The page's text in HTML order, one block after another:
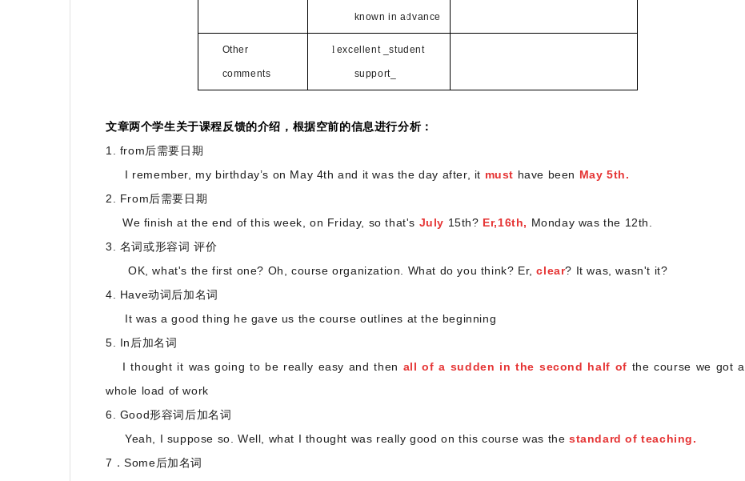
known in advance
Other
comments
l excellent _student
support_
文章两个学生关于课程反馈的介绍，根据空前的信息进行分析：
1. from后需要日期
I remember, my birthday’s on May 4th and it was the day after, it must have been May 5th.
2. From后需要日期
We finish at the end of this week, on Friday, so that's July 15th? Er,16th, Monday was the 12th.
3. 名词或形容词 评价
OK, what's the first one? Oh, course organization. What do you think? Er,clear? It was, wasn't it?
4. Have动词后加名词
It was a good thing he gave us the course outlines at the beginning
5. In 后加名词
I thought it was going to be really easy and then all of a sudden in the second half of the course we got a
whole load of work
6. Good形容词后加名词
Yeah, I suppose so. Well, what I thought was really good on this course was the standard of teaching.
7 ．Some后加名词